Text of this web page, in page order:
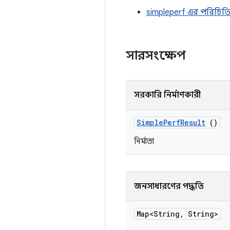
simpleperf এর পরিচিতি
সারসংক্ষেপ
সরকারি নির্মাণকারী
SimplePerfResult ()
নির্মাতা
জনসাধারণের পদ্ধতি
Map<String , String>